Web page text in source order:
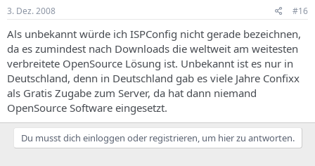
3. Dez. 2008 #16
Als unbekannt würde ich ISPConfig nicht gerade bezeichnen,
da es zumindest nach Downloads die weltweit am weitesten
verbreitete OpenSource Lösung ist. Unbekannt ist es nur in
Deutschland, denn in Deutschland gab es viele Jahre Confixx
als Gratis Zugabe zum Server, da hat dann niemand
OpenSource Software eingesetzt.
Du musst dich einloggen oder registrieren, um hier zu antworten.